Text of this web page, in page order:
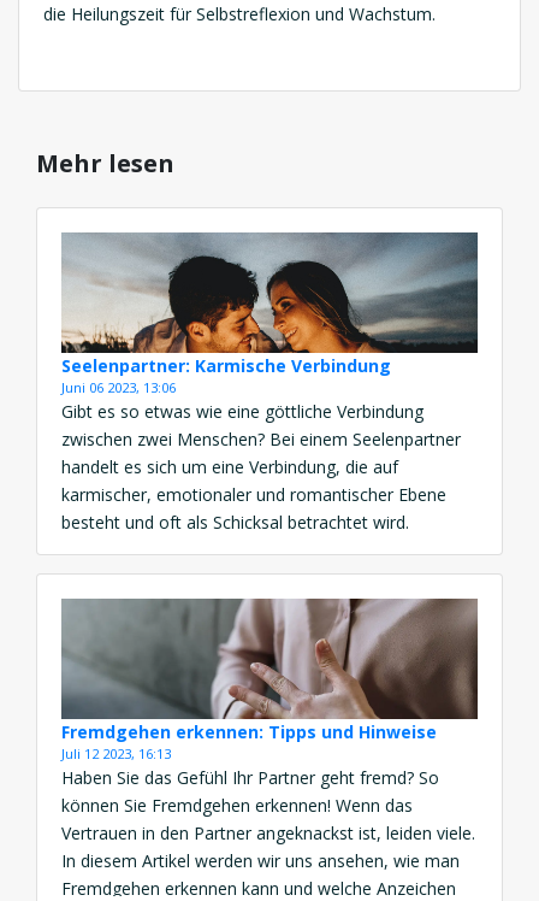
die Heilungszeit für Selbstreflexion und Wachstum.
Mehr lesen
Seelenpartner: Karmische Verbindung
Juni 06 2023, 13:06
Gibt es so etwas wie eine göttliche Verbindung
zwischen zwei Menschen? Bei einem Seelenpartner
handelt es sich um eine Verbindung, die auf
karmischer, emotionaler und romantischer Ebene
besteht und oft als Schicksal betrachtet wird.
Seelenpartner sind Menschen, die unseren Geist auf
allen Ebenen berühren und uns helfen, vollständiger
und zufriedener zu sein. Es ist wichtig […]
Fremdgehen erkennen: Tipps und Hinweise
Juli 12 2023, 16:13
Haben Sie das Gefühl Ihr Partner geht fremd? So
können Sie Fremdgehen erkennen! Wenn das
Vertrauen in den Partner angeknackst ist, leiden viele.
In diesem Artikel werden wir uns ansehen, wie man
Fremdgehen erkennen kann und welche Anzeichen